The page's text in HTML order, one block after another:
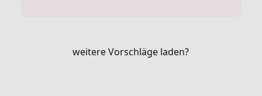
weitere Vorschläge laden?